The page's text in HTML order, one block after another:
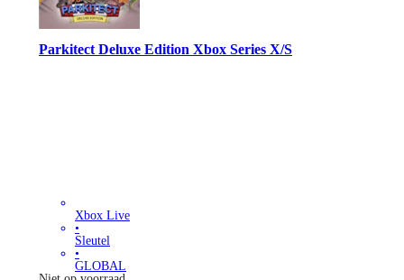
Parkitect Deluxe Edition Xbox Series X/S
Xbox Live
•
Sleutel
•
GLOBAL